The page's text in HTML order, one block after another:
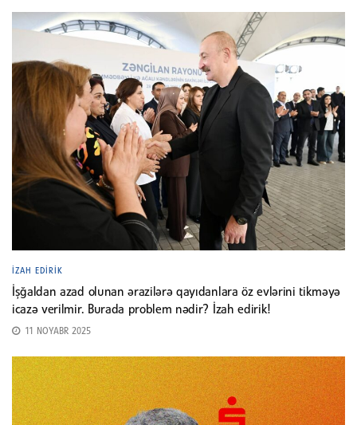
İZAH EDIRIK
İşğaldan azad olunan ərazilərə qayıdanlara öz evlərini tikməyə
icazə verilmir. Burada problem nədir? İzah edirik!
11 NOYABR 2025